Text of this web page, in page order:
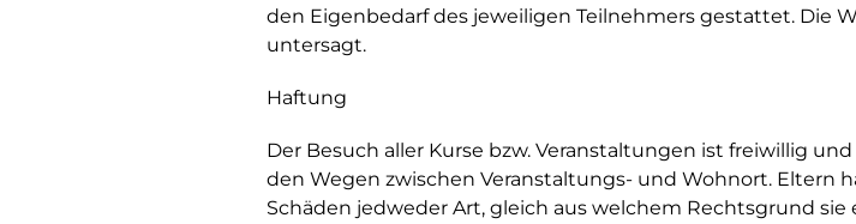
den Eigenbedarf des jeweiligen Teilnehmers gestattet. Die
untersagt.
Haftung
Der Besuch aller Kurse bzw. Veranstaltungen ist freiwillig
den Wegen zwischen Veranstaltungs- und Wohnort. Eltern
Schäden jedweder Art, gleich aus welchem Rechtsgrund